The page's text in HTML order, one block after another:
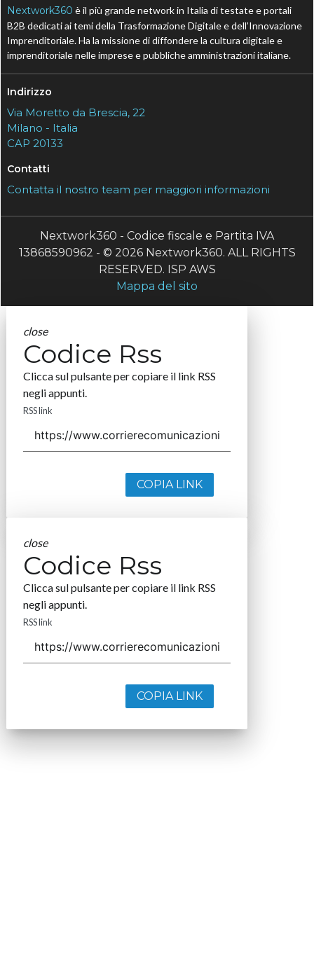
Nextwork360 è il più grande network in Italia di testate e portali
B2B dedicati ai temi della Trasformazione Digitale e dell’Innovazione
Imprenditoriale. Ha la missione di diffondere la cultura digitale e
imprenditoriale nelle imprese e pubbliche amministrazioni italiane.
Indirizzo
Via Moretto da Brescia, 22
Milano - Italia
CAP 20133
Contatti
Contatta il nostro team per maggiori informazioni
Nextwork360 - Codice fiscale e Partita IVA
13868590962 - © 2026 Nextwork360. ALL RIGHTS
RESERVED. ISP AWS
Mappa del sito
close
Codice Rss
Clicca sul pulsante per copiare il link RSS
negli appunti.
RSS link
COPIA LINK
close
Codice Rss
Clicca sul pulsante per copiare il link RSS
negli appunti.
RSS link
COPIA LINK